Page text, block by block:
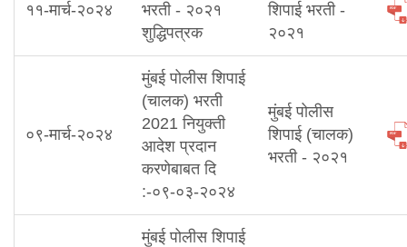
११-मार्च-२०२४
भरती - २०२१
शुद्धिपत्रक
शिपाई भरती -
२०२१
०९-मार्च-२०२४
मुंबई पोलीस शिपाई
(चालक) भरती
2021 नियुक्ती
आदेश प्रदान
करणेबाबत दि
:-०९-०३-२०२४
मुंबई पोलीस
शिपाई (चालक)
भरती - २०२१
मुंबई पोलीस शिपाई